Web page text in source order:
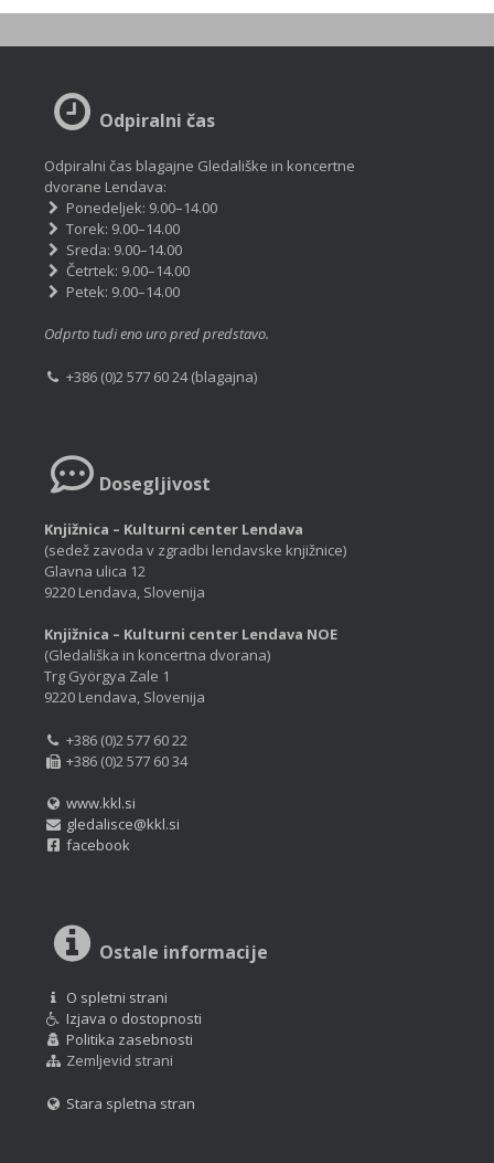
Odpiralni čas
Odpiralni čas blagajne Gledališke in koncertne
dvorane Lendava:
Ponedeljek: 9.00–14.00
Torek: 9.00–14.00
Sreda: 9.00–14.00
Četrtek: 9.00–14.00
Petek: 9.00–14.00
Odprto tudi eno uro pred predstavo.
+386 (0)2 577 60 24 (blagajna)
Dosegljivost
Knjižnica – Kulturni center Lendava
(sedež zavoda v zgradbi lendavske knjižnice)
Glavna ulica 12
9220 Lendava, Slovenija
Knjižnica – Kulturni center Lendava NOE
(Gledališka in koncertna dvorana)
Trg Györgya Zale 1
9220 Lendava, Slovenija
+386 (0)2 577 60 22
+386 (0)2 577 60 34
www.kkl.si
gledalisce@kkl.si
facebook
Ostale informacije
O spletni strani
Izjava o dostopnosti
Politika zasebnosti
Zemljevid strani
Stara spletna stran